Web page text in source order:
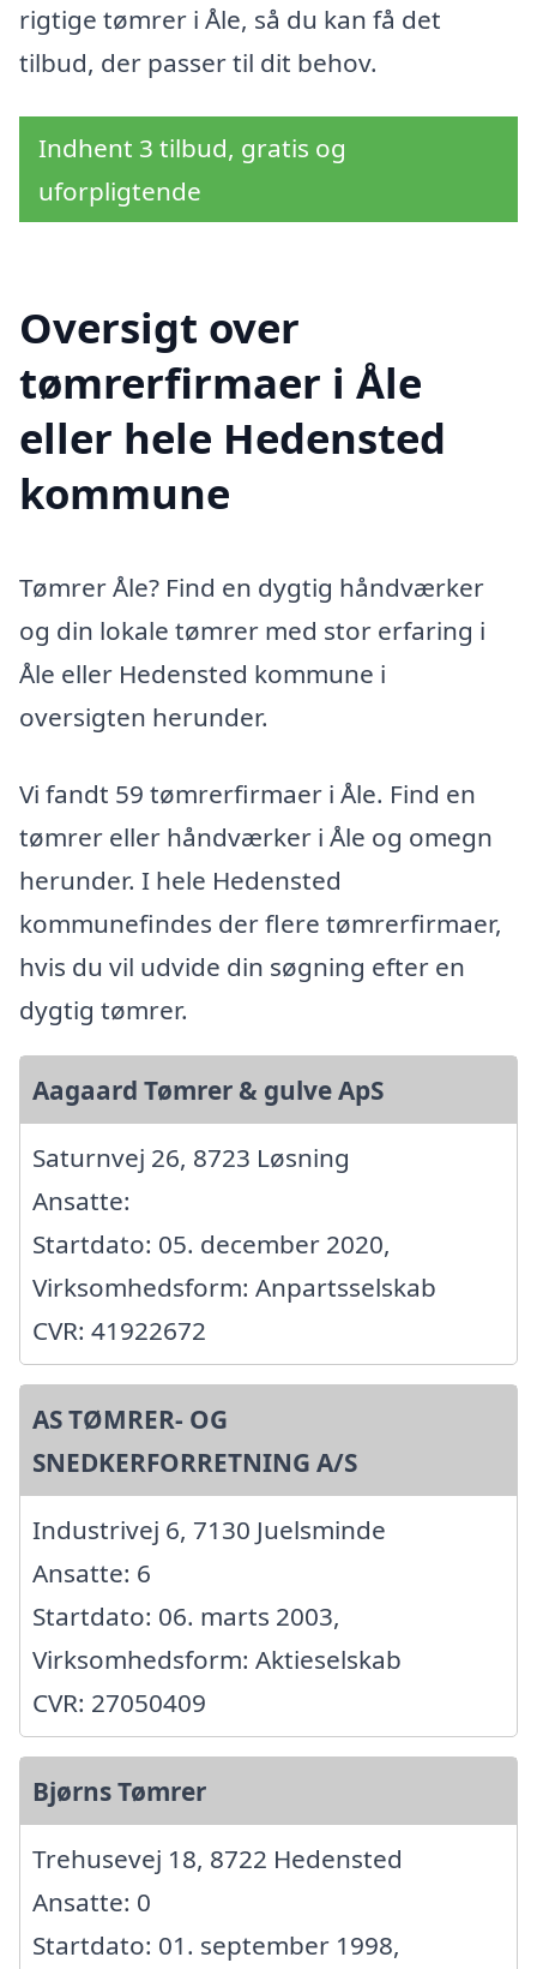
rigtige tømrer i Åle, så du kan få det
tilbud, der passer til dit behov.
Indhent 3 tilbud, gratis og
uforpligtende
Oversigt over
tømrerfirmaer i Åle
eller hele Hedensted
kommune
Tømrer Åle? Find en dygtig håndværker
og din lokale tømrer med stor erfaring i
Åle eller Hedensted kommune i
oversigten herunder.
Vi fandt 59 tømrerfirmaer i Åle. Find en
tømrer eller håndværker i Åle og omegn
herunder. I hele Hedensted
kommunefindes der flere tømrerfirmaer,
hvis du vil udvide din søgning efter en
dygtig tømrer.
Aagaard Tømrer & gulve ApS
Saturnvej 26, 8723 Løsning
Ansatte:
Startdato: 05. december 2020,
Virksomhedsform: Anpartsselskab
CVR: 41922672
AS TØMRER- OG
SNEDKERFORRETNING A/S
Industrivej 6, 7130 Juelsminde
Ansatte: 6
Startdato: 06. marts 2003,
Virksomhedsform: Aktieselskab
CVR: 27050409
Bjørns Tømrer
Trehusevej 18, 8722 Hedensted
Ansatte: 0
Startdato: 01. september 1998,